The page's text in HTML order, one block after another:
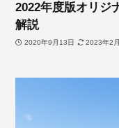
2022年度版オリジ
解説
2020年9月13日 2023年2